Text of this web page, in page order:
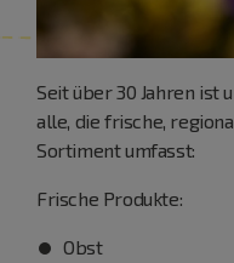
Seit über 30 Jahren ist
alle, die frische,
Sortiment umfasst:
Frische Produkte:
Obst